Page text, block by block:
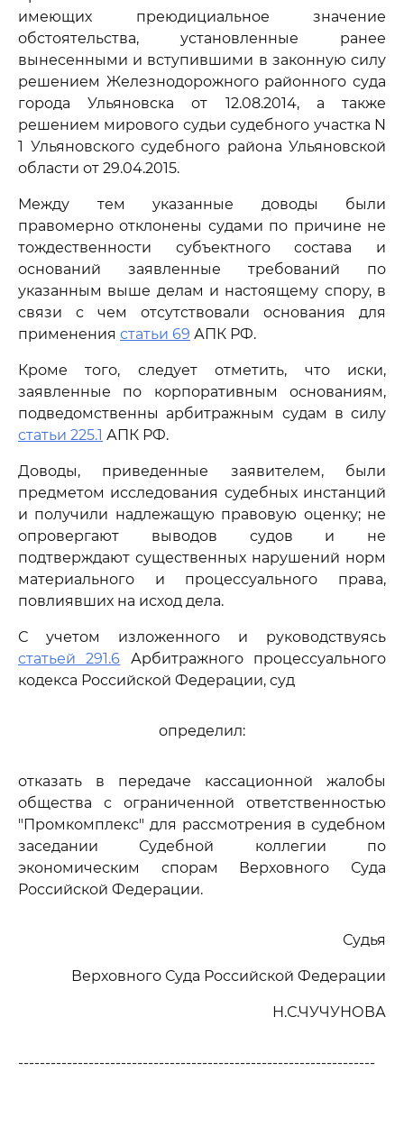
имеющих преюдициальное значение
обстоятельства, установленные ранее
вынесенными и вступившими в законную силу
решением Железнодорожного районного суда
города Ульяновска от 12.08.2014, а также
решением мирового судьи судебного участка N
1 Ульяновского судебного района Ульяновской
области от 29.04.2015.
Между тем указанные доводы были
правомерно отклонены судами по причине не
тождественности субъектного состава и
оснований заявленные требований по
указанным выше делам и настоящему спору, в
связи с чем отсутствовали основания для
применения статьи 69 АПК РФ.
Кроме того, следует отметить, что иски,
заявленные по корпоративным основаниям,
подведомственны арбитражным судам в силу
статьи 225.1 АПК РФ.
Доводы, приведенные заявителем, были
предметом исследования судебных инстанций
и получили надлежащую правовую оценку; не
опровергают выводов судов и не
подтверждают существенных нарушений норм
материального и процессуального права,
повлиявших на исход дела.
С учетом изложенного и руководствуясь
статьей 291.6 Арбитражного процессуального
кодекса Российской Федерации, суд
определил:
отказать в передаче кассационной жалобы
общества с ограниченной ответственностью
"Промкомплекс" для рассмотрения в судебном
заседании Судебной коллегии по
экономическим спорам Верховного Суда
Российской Федерации.
Судья
Верховного Суда Российской Федерации
Н.С.ЧУЧУНОВА
------------------------------------------------------------------